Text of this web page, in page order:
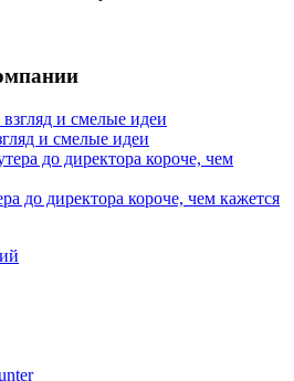
и смелые идеи
до директора короче, чем кажется